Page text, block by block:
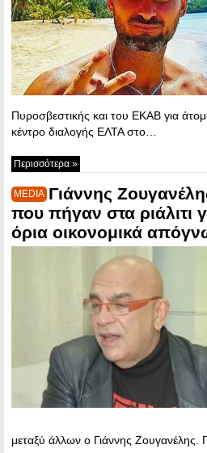
Πυροσβεστικής και του ΕΚΑΒ για
κέντρο διαλογής ΕΛΤΑ στο…
Περισσότερα »
MEDIA Γιάννης
που πήγαν στα ριάλιτι
όρια οικονομικά
μεταξύ άλλων ο Γιάννης Ζουγανέλης.